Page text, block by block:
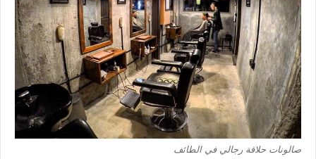
صالونات حلاقة رجالي في الطائف